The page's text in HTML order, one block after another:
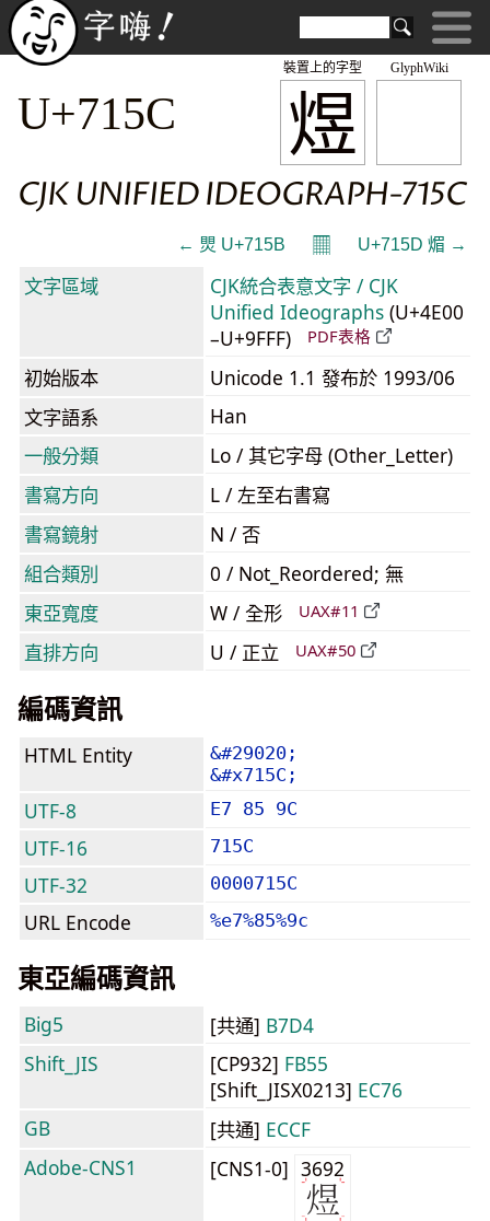
GlyphWiki
煜
裝置上的字型
U+715C
CJK UNIFIED IDEOGRAPH-715C
← 煛 U+715B 𝄜 U+715D 煝 →
文字區域
CJK統合表意文字 / CJK
Unified Ideographs (U+4E00
–U+9FFF)
PDF表格
初始版本
Unicode 1.1 發布於 1993/06
文字語系
Han
一般分類
Lo / 其它字母 (Other_Letter)
書寫方向
L / 左至右書寫
書寫鏡射
N / 否
組合類別
0 / Not_Reordered; 無
東亞寬度
W / 全形 UAX#11
直排方向 U / 正立 UAX#50
編碼資訊
HTML Entity
&#29020;
&#x715C;
UTF-8 E7 85 9C
UTF-16 715C
UTF-32 0000715C
URL Encode %e7%85%9c
東亞編碼資訊
Big5 [共通] B7D4
Shift_JIS
[CP932] FB55
[Shift_JISX0213] EC76
GB
[共通] ECCF
Adobe-CNS1
[CNS1-0] 3692